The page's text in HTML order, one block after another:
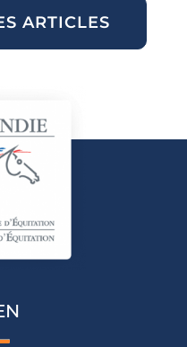
ARTICLES